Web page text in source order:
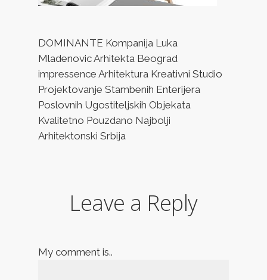
DOMINANTE Kompanija Luka
Mladenovic Arhitekta Beograd
impressence Arhitektura Kreativni Studio
Projektovanje Stambenih Enterijera
Poslovnih Ugostiteljskih Objekata
Kvalitetno Pouzdano Najbolji
Arhitektonski Srbija
Leave a Reply
My comment is..